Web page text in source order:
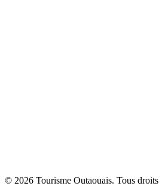
© 2026 Tourisme Outaouais. Tous droits